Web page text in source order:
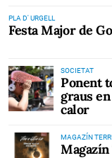
PLA D' URGELL
Festa Major de
SOCIETAT
Ponent
graus
calor
MAGAZÍN
Magazín